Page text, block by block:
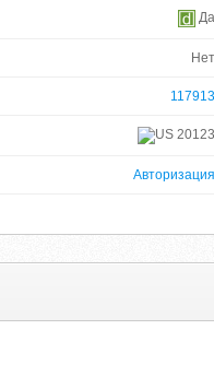
Да
Нет
117913
20123
Авторизация